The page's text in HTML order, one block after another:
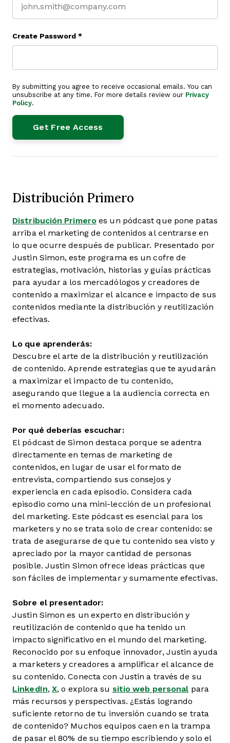
Create Password *
By submitting you agree to receive occasional emails. You can
unsubscribe at any time. For more details review our Privacy
Policy.
Distribución Primero
Distribución Primero es un pódcast que pone patas
arriba el marketing de contenidos al centrarse en
lo que ocurre después de publicar. Presentado por
Justin Simon, este programa es un cofre de
estrategias, motivación, historias y guías prácticas
para ayudar a los mercadólogos y creadores de
contenido a maximizar el alcance e impacto de sus
contenidos mediante la distribución y reutilización
efectivas.
Lo que aprenderás:
Descubre el arte de la distribución y reutilización
de contenido. Aprende estrategias que te ayudarán
a maximizar el impacto de tu contenido,
asegurando que llegue a la audiencia correcta en
el momento adecuado.
Por qué deberías escuchar:
El pódcast de Simon destaca porque se adentra
directamente en temas de marketing de
contenidos, en lugar de usar el formato de
entrevista, compartiendo sus consejos y
experiencia en cada episodio. Considera cada
episodio como una mini-lección de un profesional
del marketing. Este pódcast es esencial para los
marketers y no se trata solo de crear contenido: se
trata de asegurarse de que tu contenido sea visto y
apreciado por la mayor cantidad de personas
posible. Justin Simon ofrece ideas prácticas que
son fáciles de implementar y sumamente efectivas.
Sobre el presentador:
Justin Simon es un experto en distribución y
reutilización de contenido que ha tenido un
impacto significativo en el mundo del marketing.
Reconocido por su enfoque innovador, Justin ayuda
a marketers y creadores a amplificar el alcance de
su contenido. Conecta con Justin a través de su
LinkedIn,X, o explora su sitio web personal para
más recursos y perspectivas. ¿Estás logrando
suficiente retorno de tu inversión cuando se trata
de contenido? Muchos equipos caen en la trampa
de pasar el 80% de su tiempo escribiendo y solo el